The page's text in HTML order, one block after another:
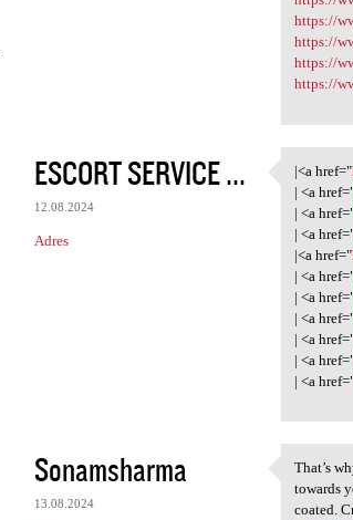
https://
https://
https://
https://
ESCORT SERVICE ...
12.08.2024
Adres
|<a
|<a href="
| <a
| <a
| <a
|<a href="
| <a
| <a
| <a
| <a
| <a
| <a
Sonamsharma
13.08.2024
That’s
towards
coated.